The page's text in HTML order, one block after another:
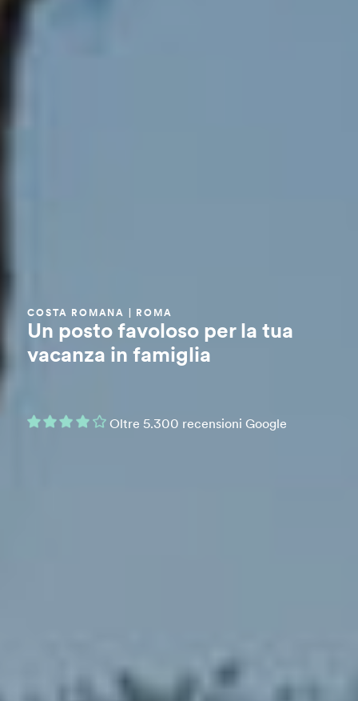
COSTA ROMANA | ROMA
Un posto favoloso per la tua
vacanza in famiglia
Oltre 5.300 recensioni Google